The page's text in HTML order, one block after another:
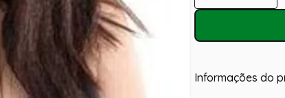
Informações do